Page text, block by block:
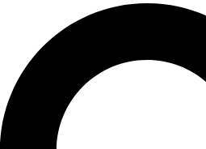
Insights
Case Studies
CONTACT
Contact Us
Work With Us